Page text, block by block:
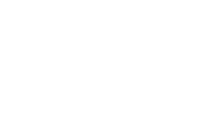
для использования как подарочная